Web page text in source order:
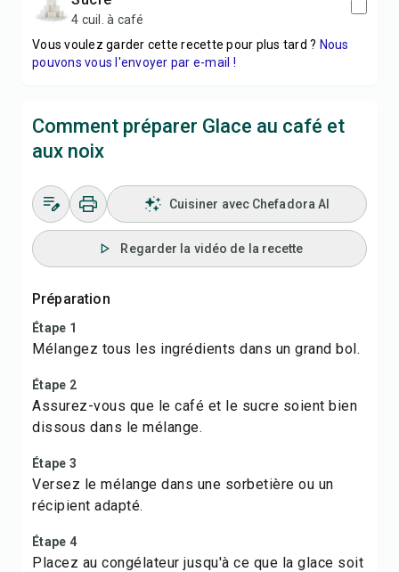
4 cuil. à café
Vous voulez garder cette recette pour plus tard ? Nous
pouvons vous l'envoyer par e-mail !
Comment préparer Glace au café et
aux noix
Cuisiner avec Chefadora AI
Regarder la vidéo de la recette
Préparation
Étape 1
Mélangez tous les ingrédients dans un grand bol.
Étape 2
Assurez-vous que le café et le sucre soient bien
dissous dans le mélange.
Étape 3
Versez le mélange dans une sorbetière ou un
récipient adapté.
Étape 4
Placez au congélateur jusqu'à ce que la glace soit